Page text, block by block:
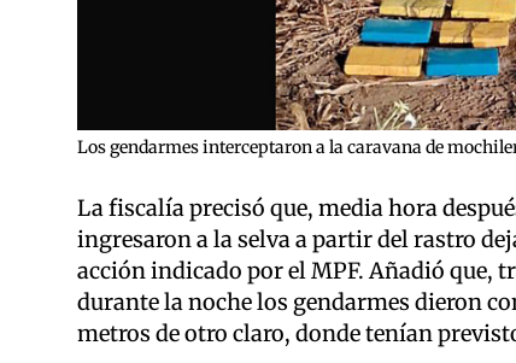
Los gendarmes interceptaron a la caravana de
La fiscalía precisó que, media hora
ingresaron a la selva a partir del rastro
acción indicado por el MPF. Añadió que,
durante la noche los gendarmes dieron
metros de otro claro, donde tenían